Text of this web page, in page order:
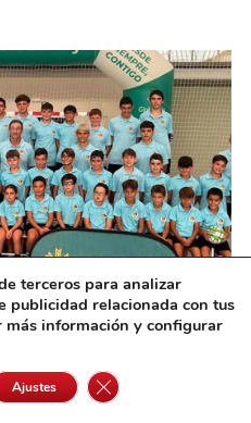
de Fútbol Sala
terceros para analizar
publicidad relacionada con tus
más información y configurar
Ajustes Cerrar el banner de